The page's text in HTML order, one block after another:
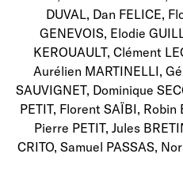
DUVAL, Dan FELICE,
GENEVOIS, Elodie
KEROUAULT, Clément
Aurélien MARTINELLI,
SAUVIGNET, Dominique
PETIT, Florent SAÏBI, Robin
Pierre PETIT, Jules
CRITO, Samuel PASSAS,